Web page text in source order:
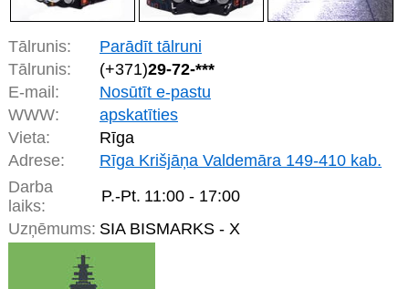
Tālrunis:
Parādīt tālruni
Tālrunis:
(+371)29-72-***
E-mail:
Nosūtīt e-pastu
WWW:
apskatīties
Vieta:
Rīga
Adrese:
Rīga Krišjāņa Valdemāra 149-410 kab.
Darba
laiks:
P.-Pt. 11:00 - 17:00
Uzņēmums: SIA BISMARKS - X